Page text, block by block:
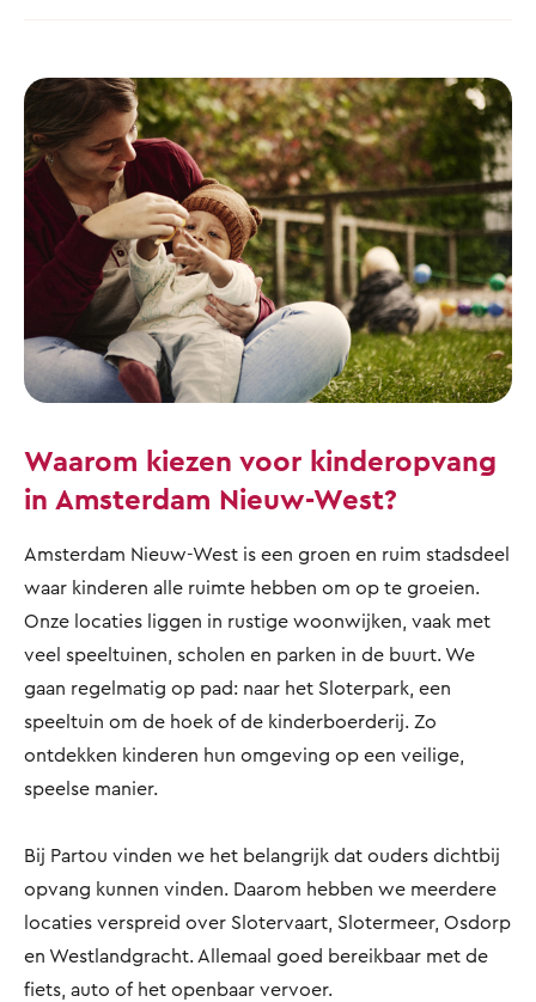
Waarom kiezen voor kinderopvang
in Amsterdam Nieuw-West?
Amsterdam Nieuw-West is een groen en ruim stadsdeel
waar kinderen alle ruimte hebben om op te groeien.
Onze locaties liggen in rustige woonwijken, vaak met
veel speeltuinen, scholen en parken in de buurt. We
gaan regelmatig op pad: naar het Sloterpark, een
speeltuin om de hoek of de kinderboerderij. Zo
ontdekken kinderen hun omgeving op een veilige,
speelse manier.
Bij Partou vinden we het belangrijk dat ouders dichtbij
opvang kunnen vinden. Daarom hebben we meerdere
locaties verspreid over Slotervaart, Slotermeer, Osdorp
en Westlandgracht. Allemaal goed bereikbaar met de
fiets, auto of het openbaar vervoer.